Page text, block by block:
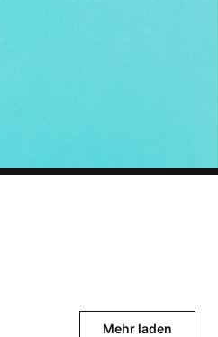
Mehr laden